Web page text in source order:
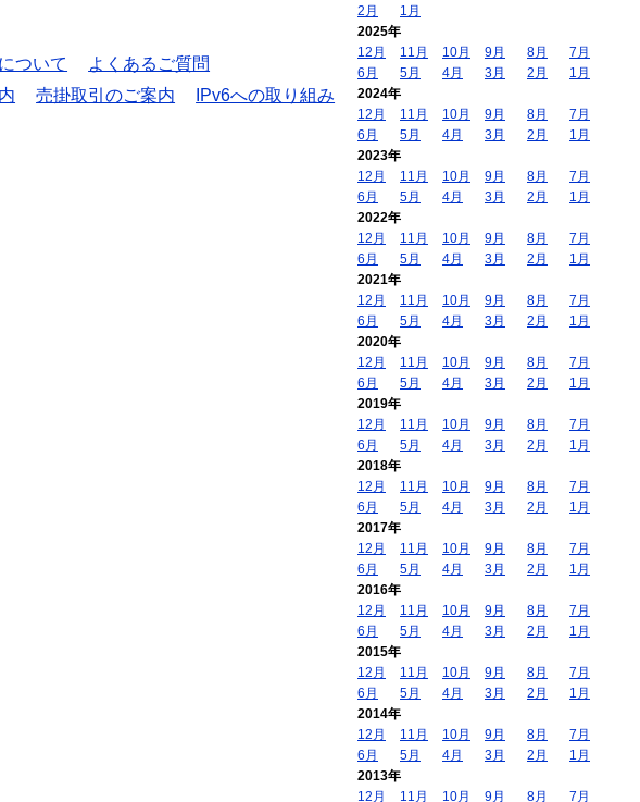
ついて
よくあるご質問
売掛取引のご案内
IPv6への取り組み
2月
1月
2025年
12月
11月 10月 9月 8月
7月
6月
5月 4月 3月 2月
1月
2024年
12月
11月 10月 9月 8月
7月
6月
5月 4月 3月 2月
1月
2023年
12月
11月 10月 9月 8月
7月
6月
5月 4月 3月 2月
1月
2022年
12月
11月 10月 9月 8月
7月
6月
5月 4月 3月 2月
1月
2021年
12月
11月 10月 9月 8月
7月
6月
5月 4月 3月 2月
1月
2020年
12月
11月 10月 9月 8月
7月
6月
5月 4月 3月 2月
1月
2019年
12月
11月 10月 9月 8月
7月
6月
5月 4月 3月 2月
1月
2018年
12月
11月 10月 9月 8月
7月
6月
5月 4月 3月 2月
1月
2017年
12月
11月 10月 9月 8月
7月
6月
5月 4月 3月 2月
1月
2016年
12月
11月 10月 9月 8月
7月
6月
5月 4月 3月 2月
1月
2015年
12月
11月 10月 9月 8月
7月
6月
5月 4月 3月 2月
1月
2014年
12月
11月 10月 9月 8月
7月
6月
5月 4月 3月 2月
1月
2013年
12月
11月 10月 9月 8月 7月